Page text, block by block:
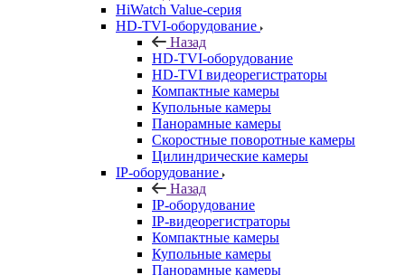
HiWatch Value-серия
HD-TVI-оборудование
Назад
HD-TVI-оборудование
HD-TVI видеорегистраторы
Компактные камеры
Купольные камеры
Панорамные камеры
Скоростные поворотные камеры
Цилиндрические камеры
IP-оборудование
Назад
IP-оборудование
IP-видеорегистраторы
Компактные камеры
Купольные камеры
Панорамные камеры